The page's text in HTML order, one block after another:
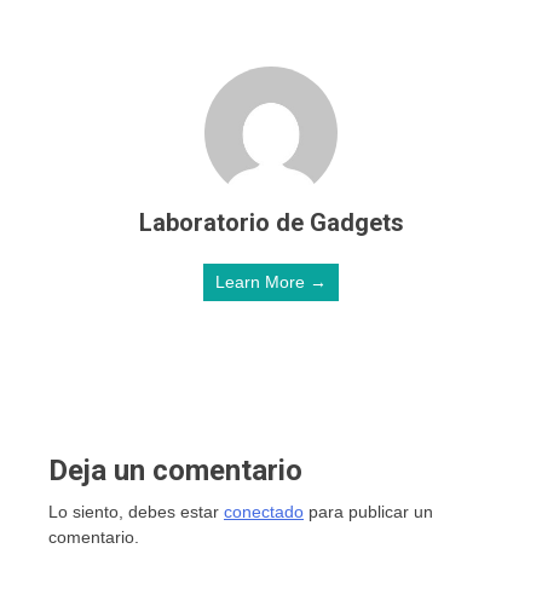
Laboratorio de Gadgets
Learn More →
Deja un comentario
Lo siento, debes estar conectado para publicar un
comentario.